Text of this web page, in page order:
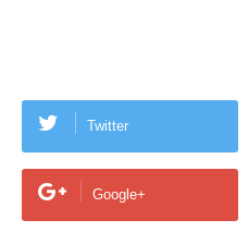
Twitter
Google+